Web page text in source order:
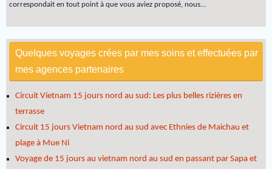
correspondait en tout point à que vous aviez proposé, nous…
Quelques voyages crées par mes soins et effectuées par
mes agences partenaires
Circuit Vietnam 15 jours nord au sud: Les plus belles rizières en
terrasse
Circuit 15 jours Vietnam nord au sud avec Ethnies de Maichau et
plage à Mue Ni
Voyage de 15 jours au vietnam nord au sud en passant par Sapa et